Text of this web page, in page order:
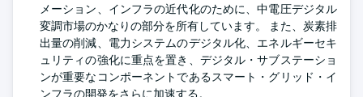
メーション、インフラの近代化のために、中電圧デジタル
変調市場のかなりの部分を所有しています。 また、炭素排
出量の削減、電力システムのデジタル化、エネルギーセキ
ュリティの強化に重点を置き、デジタル・サブステーショ
ンが重要なコンポーネントであるスマート・グリッド・イ
ンフラの開発をさらに加速する。